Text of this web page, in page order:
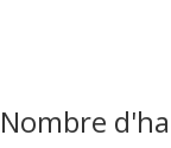
Nombre